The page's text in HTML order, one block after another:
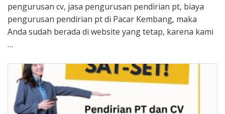
pengurusan cv, jasa pengurusan pendirian pt, biaya
pengurusan pendirian pt di Pacar Kembang, maka
Anda sudah berada di website yang tetap, karena kami
…